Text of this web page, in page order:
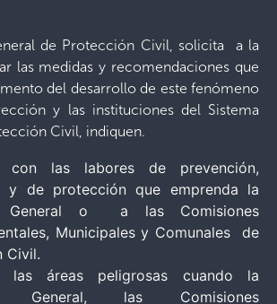
de Protección Civil, solicita a la
las medidas y recomendaciones que
del desarrollo de este fenómeno
y las instituciones del Sistema
Civil, indiquen.
con las labores de prevención,
y de protección que emprenda la
General o a las Comisiones
Municipales y Comunales de
Civil.
las áreas peligrosas cuando la
General, las Comisiones